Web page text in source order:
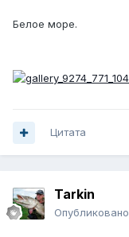
Белое море.
Цитата
Tarkin
Опубликовано